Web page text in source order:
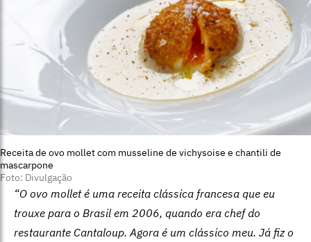
Receita de ovo mollet com musseline de vichysoise e chantili de
mascarpone
Foto: Divulgação
“O ovo mollet é uma receita clássica francesa que eu
trouxe para o Brasil em 2006, quando era chef do
restaurante Cantaloup. Agora é um clássico meu. Já fiz o